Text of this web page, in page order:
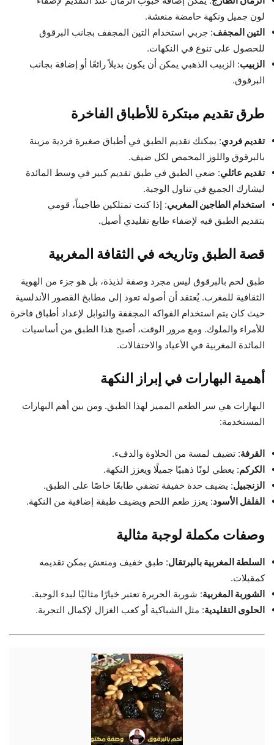
لون جميل ونكهة حامضة منعشة.
التين المجفف: جربي استخدام التين المجفف بجانب البرقوق
للحصول على تنوع في النكهات.
الزبيب: الزبيب الذهبي يمكن أن يكون بديلاً رائعًا أو إضافة بجانب
البرقوق.
طرق تقديم مبتكرة للأطباق الفاخرة
تقديم فردي: يمكنك تقديم الطبق في أطباق صغيرة فردية مزينة
بالبرقوق واللوز المحمص لكل ضيف.
تقديم عائلي: ضعي الطبق في طبق تقديم كبير في وسط المائدة
ليشارك الجميع في تناول الوجبة.
استخدام الطاجين المغربي: إذا كنت تمتلكين طاجيناً، قومي
بتقديم الطبق فيه لإضفاء طابع تقليدي أصيل.
قصة الطبق وتاريخه في الثقافة المغربية
طبق لحم بالبرقوق ليس مجرد وصفة لذيذة، بل هو جزء من الهوية
الثقافية للمغرب. يُعتقد أن أصوله تعود إلى مطابخ القصور الأندلسية
حيث كان يتم استخدام الفواكه المجففة والتوابل لإعداد أطباق فاخرة
للأمراء والملوك. ومع مرور الوقت، أصبح هذا الطبق من أساسيات
المائدة المغربية في الأعياد والاحتفالات.
أهمية البهارات في إبراز النكهة
البهارات هي سر الطعم المميز لهذا الطبق. ومن بين أهم البهارات
المستخدمة:
القرفة: تضيف لمسة من الحلاوة والدفء.
الكركم: يعطي لونًا ذهبيًا جميلًا ويعزز النكهة.
الزنجبيل: يضيف حدة خفيفة تضفي طابعًا خاصًا على الطبق.
الفلفل الأسود: يعزز طعم اللحم ويضيف طبقة إضافية من النكهة.
وصفات مكملة لوجبة مثالية
السلطة المغربية بالبرتقال: طبق خفيف ومنعش يمكن تقديمه
كمقبلات.
الشوربة المغربية: شوربة الحريرة تعتبر خيارًا مثاليًا لبدء الوجبة.
الحلوى التقليدية: مثل الشباكية أو كعب الغزال لإكمال التجربة.